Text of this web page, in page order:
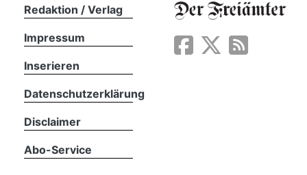
Redaktion / Verlag
Impressum
Inserieren
Datenschutzerklärung
Disclaimer
Abo-Service